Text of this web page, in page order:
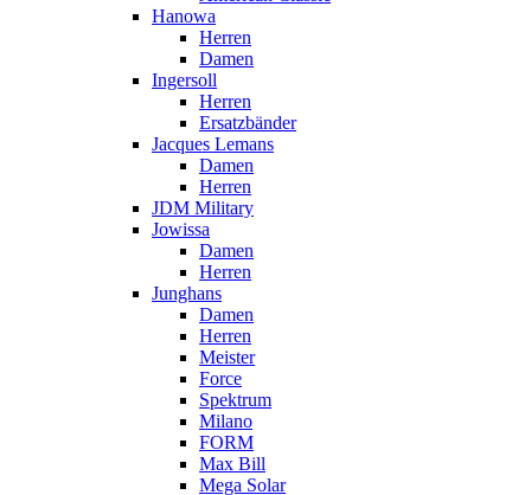
Hanowa
Herren
Damen
Ingersoll
Herren
Ersatzbänder
Jacques Lemans
Damen
Herren
JDM Military
Jowissa
Damen
Herren
Junghans
Damen
Herren
Meister
Force
Spektrum
Milano
FORM
Max Bill
Mega Solar